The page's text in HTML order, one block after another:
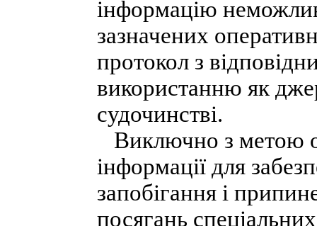
інформацію
зазначених
протокол з
використанню як
судочинстві.
Виключно з метою
інформації для
запобігання і
посягань